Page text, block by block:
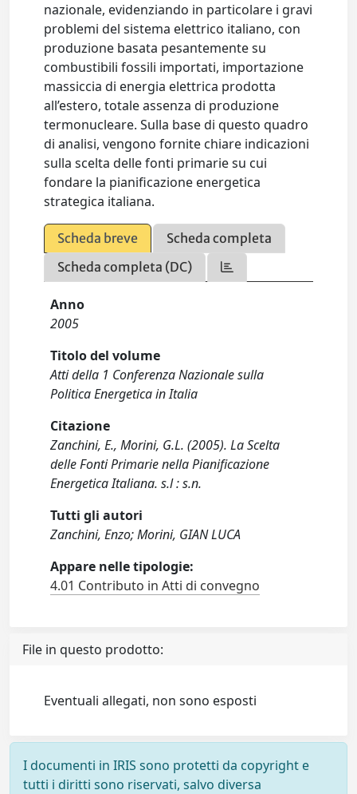
nazionale, evidenziando in particolare i gravi
problemi del sistema elettrico italiano, con
produzione basata pesantemente su
combustibili fossili importati, importazione
massiccia di energia elettrica prodotta
all’estero, totale assenza di produzione
termonucleare. Sulla base di questo quadro
di analisi, vengono fornite chiare indicazioni
sulla scelta delle fonti primarie su cui
fondare la pianificazione energetica
strategica italiana.
Scheda breve
Scheda completa
Scheda completa (DC)
Anno
2005
Titolo del volume
Atti della 1 Conferenza Nazionale sulla
Politica Energetica in Italia
Citazione
Zanchini, E., Morini, G.L. (2005). La Scelta
delle Fonti Primarie nella Pianificazione
Energetica Italiana. s.l : s.n.
Tutti gli autori
Zanchini, Enzo; Morini, GIAN LUCA
Appare nelle tipologie:
4.01 Contributo in Atti di convegno
File in questo prodotto:
Eventuali allegati, non sono esposti
I documenti in IRIS sono protetti da copyright e
tutti i diritti sono riservati, salvo diversa